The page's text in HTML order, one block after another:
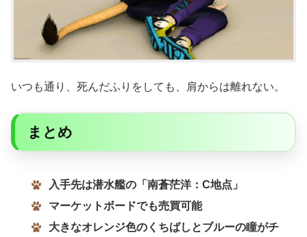
いつも通り、死んだふりをしても、肩からは離れない。
まとめ
入手先は潜水艦の「南蒼茫洋：C地点」
マーケットボードでも売買可能
大きなオレンジ色のくちばしとブルーの瞳がチ